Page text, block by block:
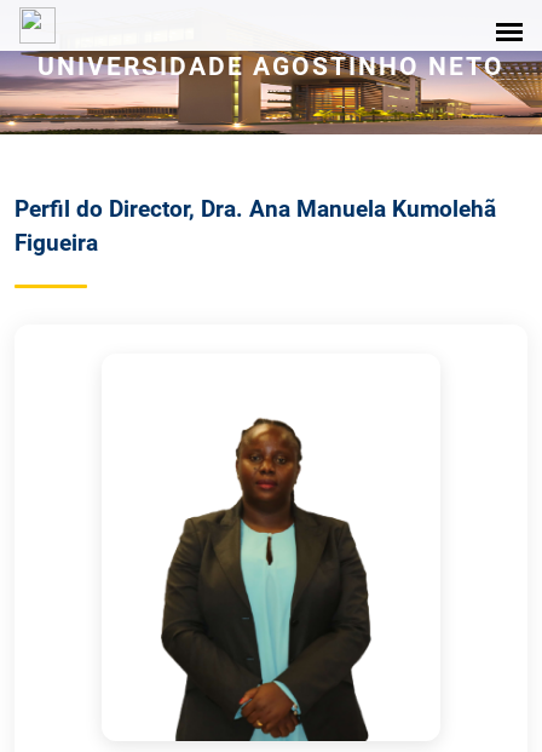
UNIVERSIDADE AGOSTINHO NETO
Perfil do Director, Dra. Ana Manuela Kumolehã
Figueira